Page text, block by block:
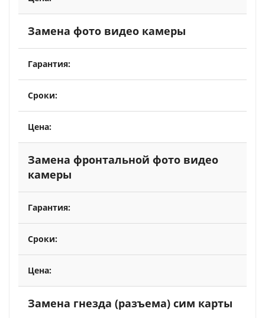
Замена фото видео камеры
Замена фронтальной фото видео
камеры
Замена гнезда (разъема) сим карты